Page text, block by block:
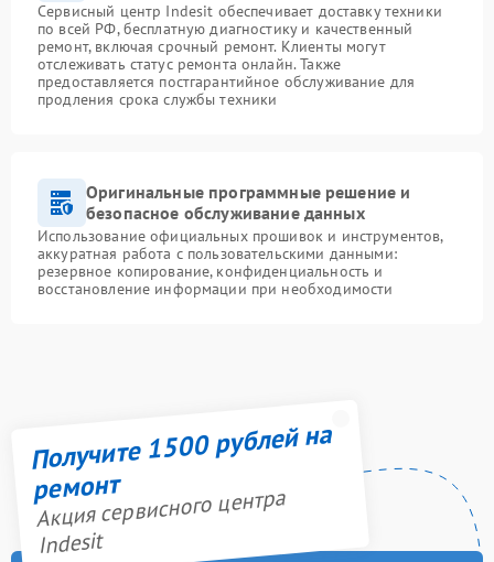
Сервисный центр Indesit обеспечивает доставку техники
по всей РФ, бесплатную диагностику и качественный
ремонт, включая срочный ремонт. Клиенты могут
отслеживать статус ремонта онлайн. Также
предоставляется постгарантийное обслуживание для
продления срока службы техники
Оригинальные программные решение и
безопасное обслуживание данных
Использование официальных прошивок и инструментов,
аккуратная работа с пользовательскими данными:
резервное копирование, конфиденциальность и
восстановление информации при необходимости
Получите 1500 рублей на
ремонт
Акция сервисного центра
Indesit